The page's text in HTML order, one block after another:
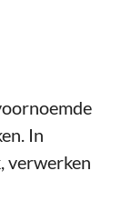
In
verwerken